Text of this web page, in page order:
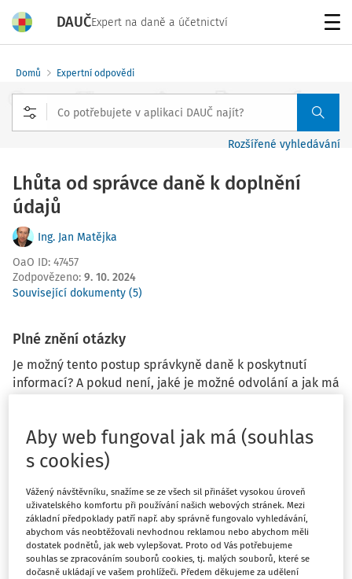
DAUČExpert na daně a účetnictví
Domů Expertní odpovědi
Rozšířené vyhledávání
Lhůta od správce daně k doplnění
údajů
Ing. Jan Matějka
OaO ID: 47457
Zodpovězeno: 9. 10. 2024
Související dokumenty (5)
Plné znění otázky
Je možný tento postup správkyně daně k poskytnutí
informací? A pokud není, jaké je možné odvolání a jak má
kde vznikl odpočet daně a žádá o zaslání faktur
dokazující odpočet. Kontakt jí oznámí, že faktury jí zašle,
ale je nemocný a není v kanceláři. Správkyně se znovu
ozve druhý den dopoledne formou SMS s tímto
oznámením „Dobrý den, pokud mi do hodiny nepošlete
zdůvodnění a 3-4 faktur k nadměrnému odpočtu DPH
firmy XY za srpen, budu muset předat vedení neúplné
podklady s informaci, že neposkytujete součinnost.“
Aby web fungoval jak má (souhlas
s cookies)
Vážený návštěvníku, snažíme se ze všech sil přinášet vysokou úroveň
uživatelského komfortu při používání našich webových stránek. Mezi
základní předpoklady patří např. aby správně fungovalo vyhledávání,
abychom vás neobtěžovali nevhodnou reklamou nebo abychom měli
dostatek podnětů, jak web vylepšovat. Proto od Vás potřebujeme
souhlas se zpracováním souborů cookies, tj. malých souborů, které se
dočasně ukládají ve vašem prohlížeči. Předem děkujeme za udělení